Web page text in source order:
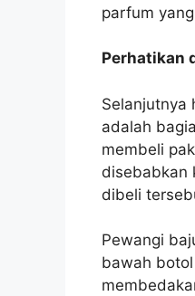
parfum
Perhatikan
Selanjutnya
adalah
membeli
disebabkan
dibeli
Pewangi
bawah